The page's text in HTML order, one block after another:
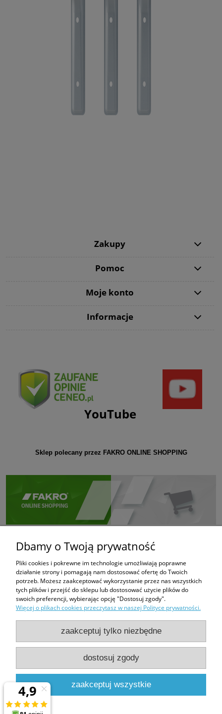
Zakupy
Pomoc
Moje konto
Informacje
YouTube
Sklep polecany przez FAKRO ONLINE SHOPPING
PHUP FUGAZI
Bratków 6
43-100 Tychy
e-mail:
fugazi.tychy@gmail.com,biuro@e-oknadachowe.pl
tel:509-308-681
Dbamy o Twoją prywatność
Pliki cookies i pokrewne im technologie umożliwiają poprawne
działanie strony i pomagają nam dostosować ofertę do Twoich
potrzeb. Możesz zaakceptować wykorzystanie przez nas wszystkich
tych plików i przejść do sklepu lub dostosować użycie plików do
swoich preferencji, wybierając opcję "Dostosuj zgody".
Więcej o plikach cookies przeczytasz w naszej Polityce prywatności.
zaakceptuj tylko niezbędne
dostosuj zgody
zaakceptuj wszystkie